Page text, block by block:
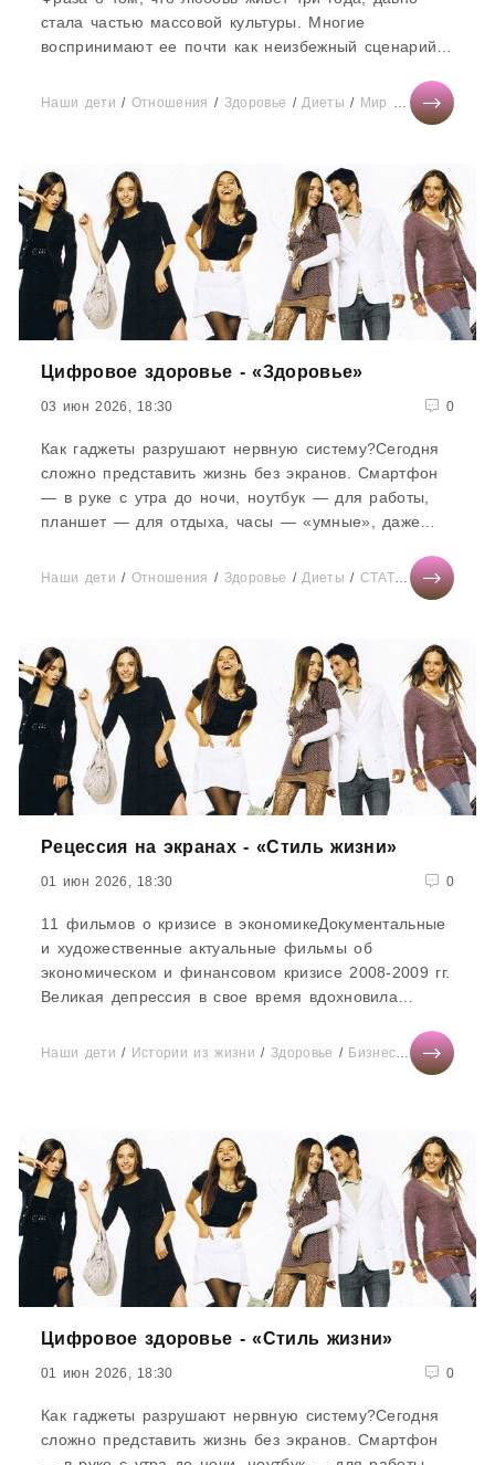
стала частью массовой культуры. Многие
воспринимают ее почти как неизбежный сценарий:
Наши дети / Отношения / Здоровье /Диеты / Мир женщины
Цифровое здоровье - «Здоровье»
03 июн 2026, 18:30 0
Как гаджеты разрушают нервную систему?Сегодня
сложно представить жизнь без экранов. Смартфон
— в руке с утра до ночи, ноутбук — для работы,
планшет — для отдыха, часы — «умные», даже
Наши дети / Отношения / Здоровье /Диеты / СТАТЬИ /Новости
Рецессия на экранах - «Стиль жизни»
01 июн 2026, 18:30 0
11 фильмов о кризисе в экономикеДокументальные
и художественные актуальные фильмы об
экономическом и финансовом кризисе 2008-2009 гг.
Великая депрессия в свое время вдохновила
Наши дети / Истории из жизни / Здоровье / Бизнес/Диеты/
Цифровое здоровье - «Стиль жизни»
01 июн 2026, 18:30 0
Как гаджеты разрушают нервную систему?Сегодня
сложно представить жизнь без экранов. Смартфон